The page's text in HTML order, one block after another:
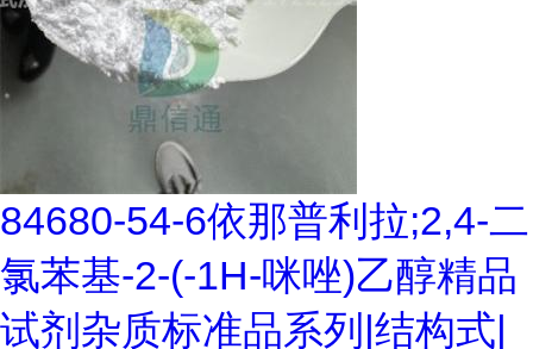
84680-54-6依那普利拉;2,4-二
氯苯基-2-(-1H-咪唑)乙醇精品
试剂杂质标准品系列|结构式|